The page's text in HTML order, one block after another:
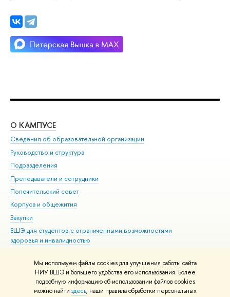
Мы используем файлы cookies для улучшения работы сайта
НИУ ВШЭ и большего удобства его использования. Более
подробную информацию об использовании файлов cookies
можно найти здесь, наши правила обработки персональных
О КАМПУСЕ
Сведения об образовательной организации
Руководство и структура
Подразделения
Преподаватели и сотрудники
Попечительский совет
Корпуса и общежития
Закупки
ВШЭ для студентов с ограниченными возможностями
здоровья и инвалидностью
Единая платежная страница